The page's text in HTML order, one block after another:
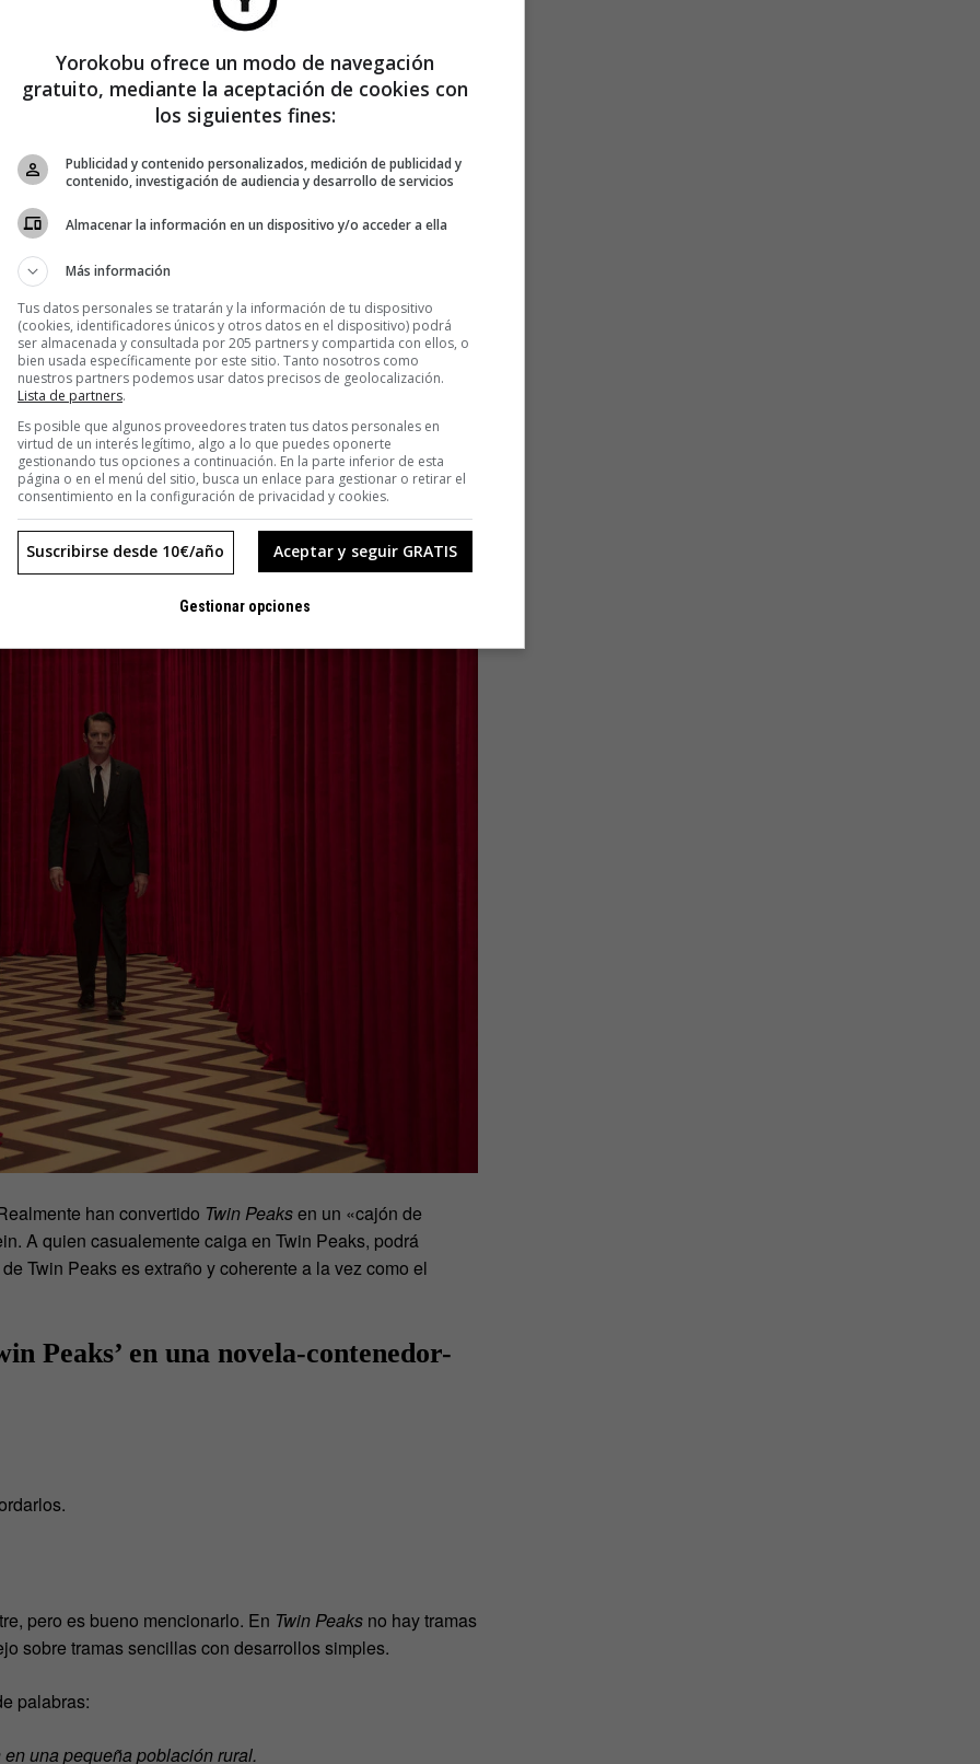
a lo largo de la serie; muchas, ya comenzadas.
en la serie. Más que una ficción de va del punto X al
Mark Frost fue uno de los guionistas de Bochco entre
de Bochco.
como realidad alternativa. Hasta entonces, los sueños en
Los elementos fantásticos no se mezclaban con los
podía entrar en el universo Bochco a partir de
en otra ciudad, a la que deberá adaptarse, pero nada le
solo es posible entrar —para no perderse— en el
por completo. Con ella, Lynch y Frost inauguran la
conBreaking Bad .
han convertido Twin Peaksen un «cajón de
A quien casualemente caiga en Twin Peaks, podrá
Twin Peaks es extraño y coherente a la vez como el
Peaks’ en una novela-contenedor-
pero es bueno mencionarlo. En Twin Peaks no hay tramas
sobre tramas sencillas con desarrollos simples.
palabras:
una pequeña población rural.
Yorokobu ofrece un modo de navegación
gratuito, mediante la aceptación de cookies con
los siguientes fines:
Publicidad y contenido personalizados, medición de publicidad y
contenido, investigación de audiencia y desarrollo de servicios
Almacenar la información en un dispositivo y/o acceder a ella
Más información
Tus datos personales se tratarán y la información de tu dispositivo
(cookies, identificadores únicos y otros datos en el dispositivo) podrá
ser almacenada y consultada por 205 partners y compartida con ellos, o
bien usada específicamente por este sitio. Tanto nosotros como
nuestros partners podemos usar datos precisos de geolocalización.
Lista de partners.
Es posible que algunos proveedores traten tus datos personales en
virtud de un interés legítimo, algo a lo que puedes oponerte
gestionando tus opciones a continuación. En la parte inferior de esta
página o en el menú del sitio, busca un enlace para gestionar o retirar el
consentimiento en la configuración de privacidad y cookies.
Aceptar y seguir GRATIS
Suscribirse desde 10€/año
Gestionar opciones